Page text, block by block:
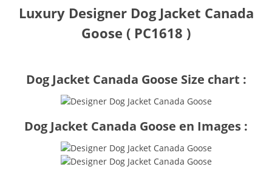
Luxury Designer Dog Jacket Canada
Goose ( PC1618 )
Dog Jacket Canada Goose Size chart :
Dog Jacket Canada Goose en Images :